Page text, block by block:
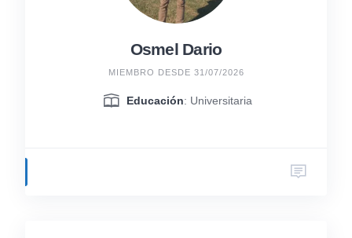
Osmel Dario
MIEMBRO DESDE 31/07/2026
Educación: Universitaria